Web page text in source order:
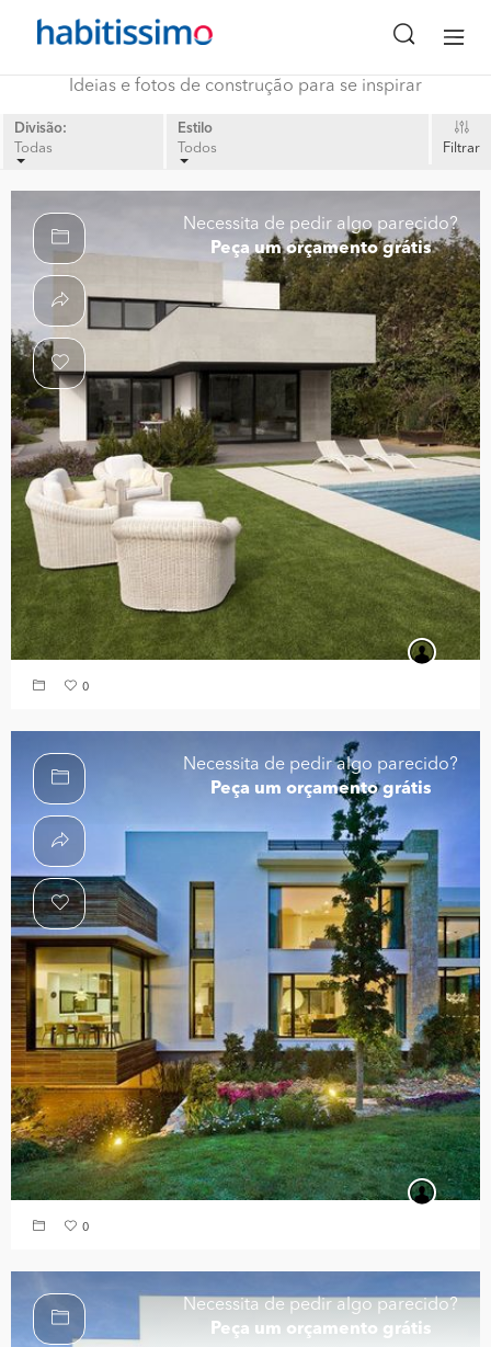
Ideias e fotos de construção para se inspirar
Divisão:
Todas
Estilo
Todos
Filtrar
Necessita de pedir algo parecido?
Peça um orçamento grátis
0
Necessita de pedir algo parecido?
Peça um orçamento grátis
0
Necessita de pedir algo parecido?
Peça um orçamento grátis